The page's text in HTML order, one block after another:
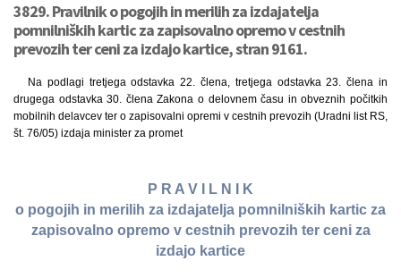
3829. Pravilnik o pogojih in merilih za izdajatelja
pomnilniških kartic za zapisovalno opremo v cestnih
prevozih ter ceni za izdajo kartice, stran 9161.
Na podlagi tretjega odstavka 22. člena, tretjega odstavka 23. člena in
drugega odstavka 30. člena Zakona o delovnem času in obveznih počitkih
mobilnih delavcev ter o zapisovalni opremi v cestnih prevozih (Uradni list RS,
št. 76/05) izdaja minister za promet
P R A V I L N I K
o pogojih in merilih za izdajatelja pomnilniških kartic za
zapisovalno opremo v cestnih prevozih ter ceni za
izdajo kartice